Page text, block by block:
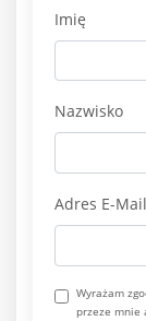
Imię
Nazwisko
Adres E-Mail
Wyrażam
przeze mnie